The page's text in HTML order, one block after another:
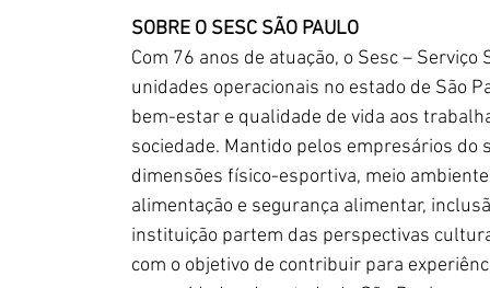
SOBRE O SESC SÃO PAULO
Com 76 anos de atuação, o Sesc –
unidades operacionais no estado de São
bem-estar e qualidade de vida aos
sociedade. Mantido pelos empresários do
dimensões físico-esportiva, meio
alimentação e segurança alimentar,
instituição partem das perspectivas
com o objetivo de contribuir para